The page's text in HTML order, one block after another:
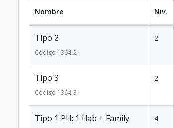
Nombre Niv.
Tipo 2
Código 1364-2
2
Tipo 3
Código 1364-3
2
Tipo 1 PH: 1 Hab + Family 4